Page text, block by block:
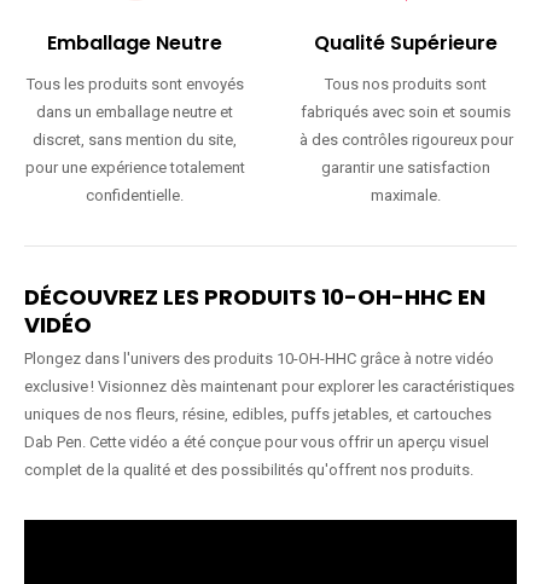
Emballage Neutre
Tous les produits sont envoyés
dans un emballage neutre et
discret, sans mention du site,
pour une expérience totalement
confidentielle.
Qualité Supérieure
Tous nos produits sont
fabriqués avec soin et soumis
à des contrôles rigoureux pour
garantir une satisfaction
maximale.
DÉCOUVREZ LES PRODUITS 10-OH-HHC EN
VIDÉO
Plongez dans l'univers des produits 10-OH-HHC grâce à notre vidéo
exclusive ! Visionnez dès maintenant pour explorer les caractéristiques
uniques de nos fleurs, résine, edibles, puffs jetables, et cartouches
Dab Pen. Cette vidéo a été conçue pour vous offrir un aperçu visuel
complet de la qualité et des possibilités qu'offrent nos produits.